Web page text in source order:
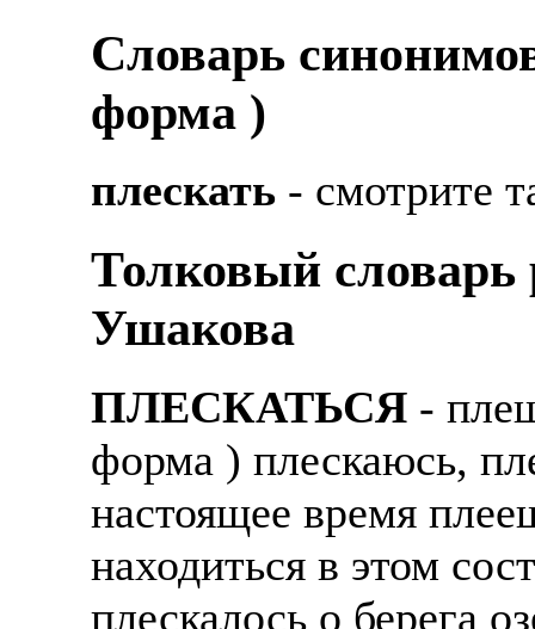
Cловарь
форма )
плескать - смотрите
Толковый словарь
Ушакова
ПЛЕСКАТЬСЯ -
форма ) плескаюсь,
настоящее время
находиться в этом
плескалось о берега